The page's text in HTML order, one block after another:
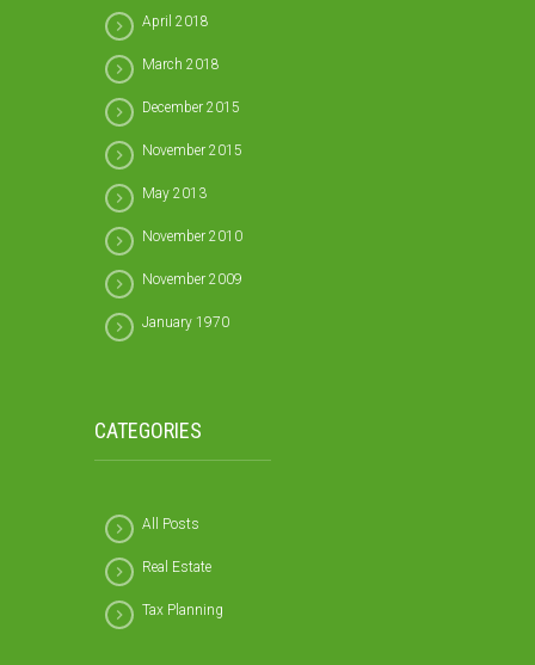
April 2018
March 2018
December 2015
November 2015
May 2013
November 2010
November 2009
January 1970
CATEGORIES
All Posts
Real Estate
Tax Planning